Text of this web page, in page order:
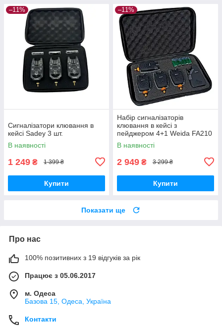
–11%
Сигналізатори клювання в
кейсі Sadey 3 шт.
В наявності
1 249 ₴ 1 399 ₴
Купити
–11%
Набір сигналізаторів
клювання в кейсі з
пейджером 4+1 Weida FA210
В наявності
2 949 ₴ 3 299 ₴
Купити
Показати ще
Про нас
100% позитивних з 19 відгуків за рік
Працює з 05.06.2017
м. Одеса
Базова 15, Одеса, Україна
Контакти